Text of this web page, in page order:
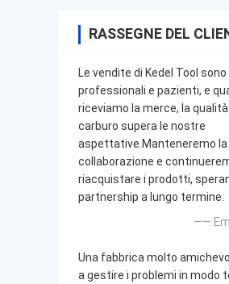
RASSEGNE DEL
Le vendite di Kedel Tool
professionali e pazienti, e
riceviamo la merce, la
carburo supera le nostre
aspettative.Manteneremo
collaborazione e
riacquistare i prodotti,
partnership a lungo termine.
——
Una fabbrica molto
a gestire i problemi in modo